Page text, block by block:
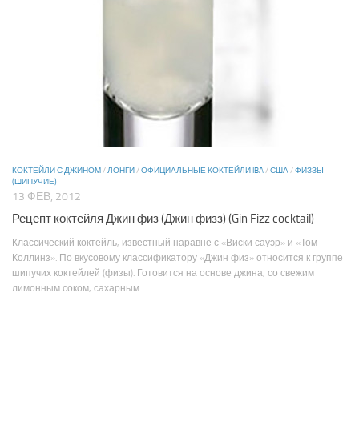
КОКТЕЙЛИ С ДЖИНОМ/ЛОНГИ/ОФИЦИАЛЬНЫЕ КОКТЕЙЛИ IBA/США/ФИЗЗЫ
(ШИПУЧИЕ)
13 ФЕВ, 2012
Рецепт коктейля Джин физ (Джин физз) (Gin Fizz cocktail)
Классический коктейль, известный наравне с «Виски сауэр» и «Том
Коллинз». По вкусовому классификатору «Джин физ» относится к группе
шипучих коктейлей (физы). Готовится на основе джина, со свежим
лимонным соком, сахарным...